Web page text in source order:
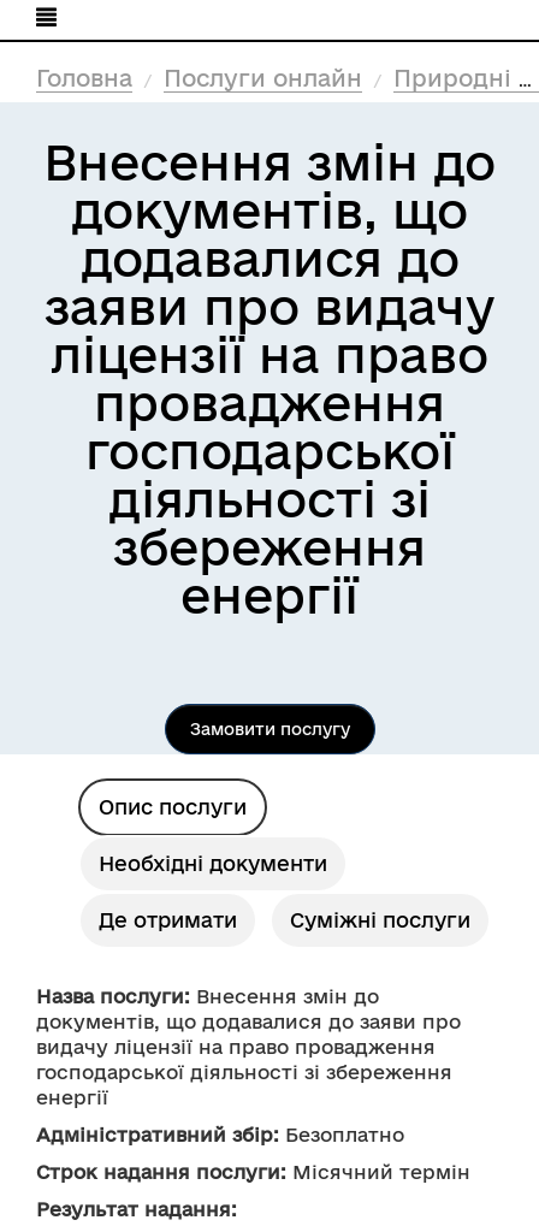
Головна Послуги онлайн Природні ресурси та екологія
Внесення змін до
документів, що
додавалися до
заяви про видачу
ліцензії на право
провадження
господарської
діяльності зі
збереження
енергії
Замовити послугу
Опис послуги
Необхідні документи
Де отримати Суміжні послуги
Назва послуги: Внесення змін до
документів, що додавалися до заяви про
видачу ліцензії на право провадження
господарської діяльності зі збереження
енергії
Адміністративний збір: Безоплатно
Строк надання послуги: Місячний термін
Результат надання: